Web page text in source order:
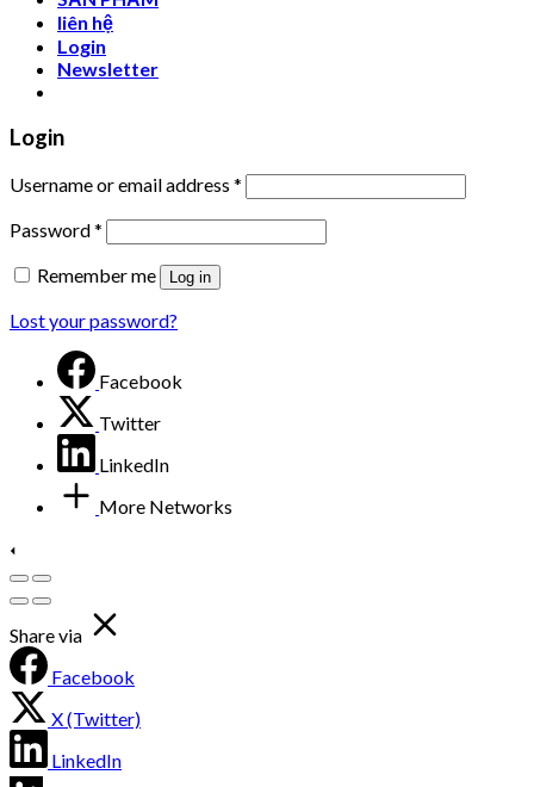
liên hệ
Login
Newsletter
Login
Username or email address *
Password*
Remember me
Log in
Lost your password?
Facebook
Twitter
LinkedIn
More Networks
Share via
Facebook
X (Twitter)
LinkedIn